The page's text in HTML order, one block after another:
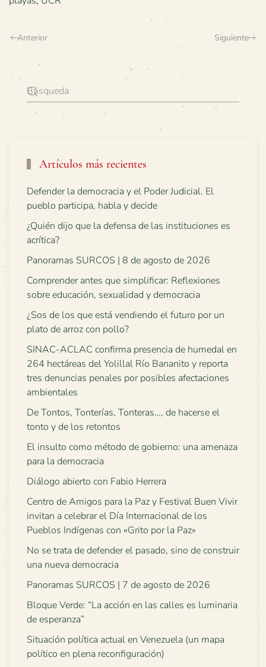
Anterior Siguiente
Artículos más recientes
Defender la democracia y el Poder Judicial. El
pueblo participa, habla y decide
¿Quién dijo que la defensa de las instituciones es
acrítica?
Panoramas SURCOS | 8 de agosto de 2026
Comprender antes que simplificar: Reflexiones
sobre educación, sexualidad y democracia
¿Sos de los que está vendiendo el futuro por un
plato de arroz con pollo?
SINAC-ACLAC confirma presencia de humedal en
264 hectáreas del Yolillal Río Bananito y reporta
tres denuncias penales por posibles afectaciones
ambientales
De Tontos, Tonterías, Tonteras…, de hacerse el
tonto y de los retontos
El insulto como método de gobierno: una amenaza
para la democracia
Diálogo abierto con Fabio Herrera
Centro de Amigos para la Paz y Festival Buen Vivir
invitan a celebrar el Día Internacional de los
Pueblos Indígenas con «Grito por la Paz»
No se trata de defender el pasado, sino de construir
una nueva democracia
Panoramas SURCOS | 7 de agosto de 2026
Bloque Verde: “La acción en las calles es luminaria
de esperanza”
Situación política actual en Venezuela (un mapa
político en plena reconfiguración)